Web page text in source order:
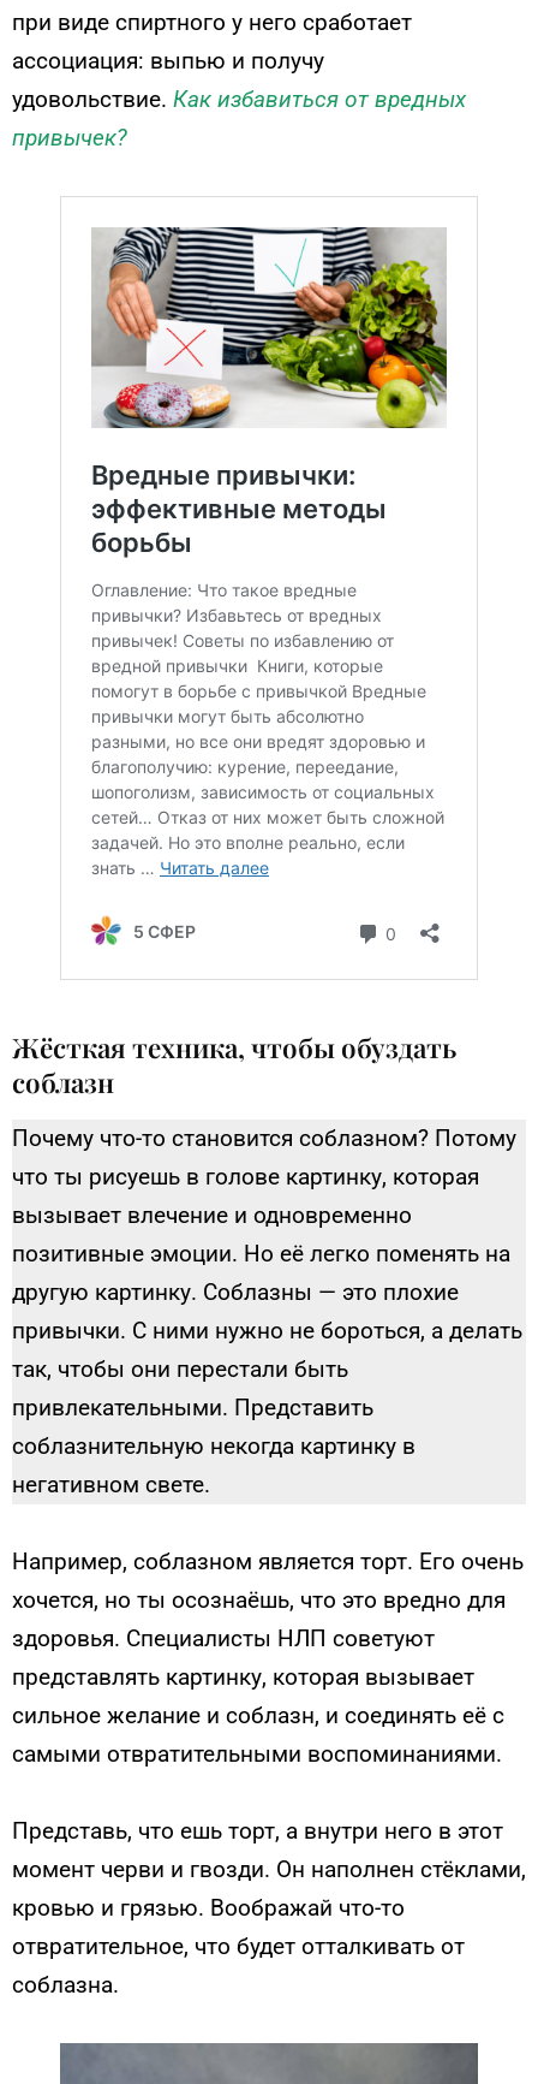
при виде спиртного у него сработает
ассоциация: выпью и получу
удовольствие. Как избавиться от вредных
привычек?
Жёсткая техника, чтобы обуздать
соблазн
Почему что-то становится соблазном? Потому
что ты рисуешь в голове картинку, которая
вызывает влечение и одновременно
позитивные эмоции. Но её легко поменять на
другую картинку. Соблазны — это плохие
привычки. С ними нужно не бороться, а делать
так, чтобы они перестали быть
привлекательными. Представить
соблазнительную некогда картинку в
негативном свете.
Например, соблазном является торт. Его очень
хочется, но ты осознаёшь, что это вредно для
здоровья. Специалисты НЛП советуют
представлять картинку, которая вызывает
сильное желание и соблазн, и соединять её с
самыми отвратительными воспоминаниями.
Представь, что ешь торт, а внутри него в этот
момент черви и гвозди. Он наполнен стёклами,
кровью и грязью. Воображай что-то
отвратительное, что будет отталкивать от
соблазна.